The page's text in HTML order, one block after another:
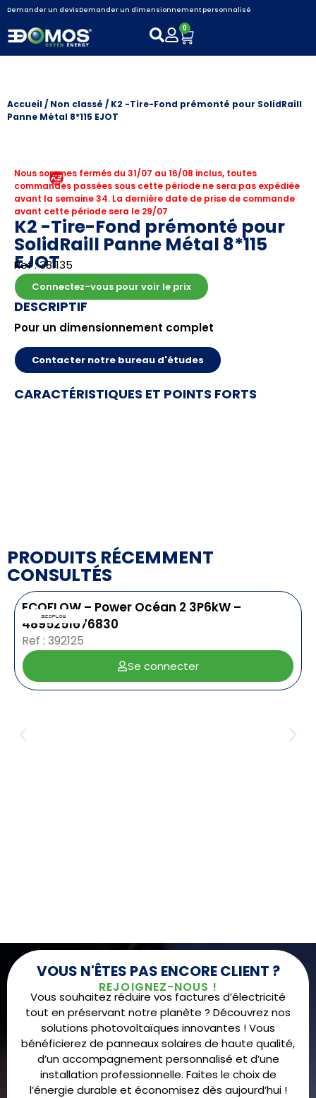
Demander un devisDemander un dimensionnement personnalisé
0
Accueil/ Non classé / K2 -Tire-Fond prémonté pour SolidRaill
Panne Métal 8*115 EJOT
Nous sommes fermés du 31/07 au 16/08 inclus, toutes
commandes passées sous cette période ne sera pas expédiée
avant la semaine 34. La dernière date de prise de commande
avant cette période sera le 29/07
K2 -Tire-Fond prémonté pour
SolidRaill Panne Métal 8*115
EJOT
Ref : 381135
Connectez-vous pour voir le prix
DESCRIPTIF
Pour un dimensionnement complet
Contacter notre bureau d'études
CARACTÉRISTIQUES ET POINTS FORTS
PRODUITS RÉCEMMENT
CONSULTÉS
ECOFLOW – Power Océan 2 3P6kW –
4895251676830
Ref : 392125
Se connecter
VOUS N'ÊTES PAS ENCORE CLIENT ?
REJOIGNEZ-NOUS !
Vous souhaitez réduire vos factures d’électricité
tout en préservant notre planète ? Découvrez nos
solutions photovoltaïques innovantes ! Vous
bénéficierez de panneaux solaires de haute qualité,
d’un accompagnement personnalisé et d’une
installation professionnelle. Faites le choix de
l’énergie durable et économisez dès aujourd’hui !